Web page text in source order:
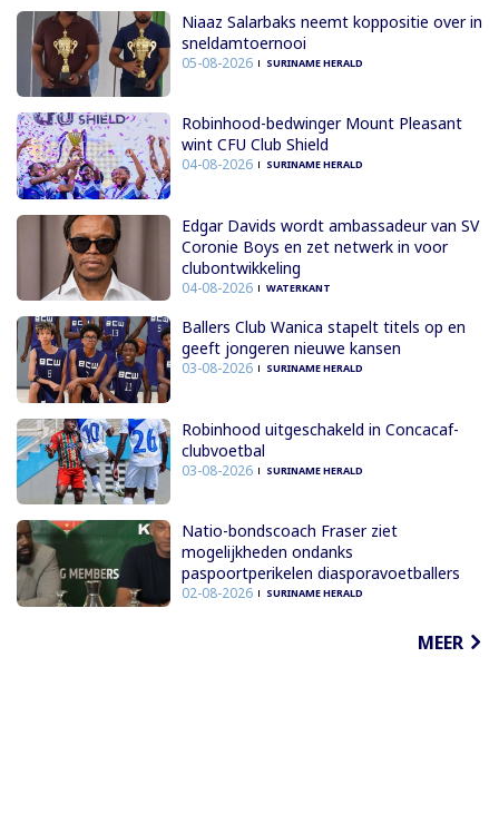
Niaaz Salarbaks neemt koppositie over in
sneldamtoernooi
05-08-2026 SURINAME HERALD
Robinhood-bedwinger Mount Pleasant
wint CFU Club Shield
04-08-2026 SURINAME HERALD
Edgar Davids wordt ambassadeur van SV
Coronie Boys en zet netwerk in voor
clubontwikkeling
04-08-2026 WATERKANT
Ballers Club Wanica stapelt titels op en
geeft jongeren nieuwe kansen
03-08-2026 SURINAME HERALD
Robinhood uitgeschakeld in Concacaf-
clubvoetbal
03-08-2026 SURINAME HERALD
Natio-bondscoach Fraser ziet
mogelijkheden ondanks
paspoortperikelen diasporavoetballers
02-08-2026 SURINAME HERALD
MEER